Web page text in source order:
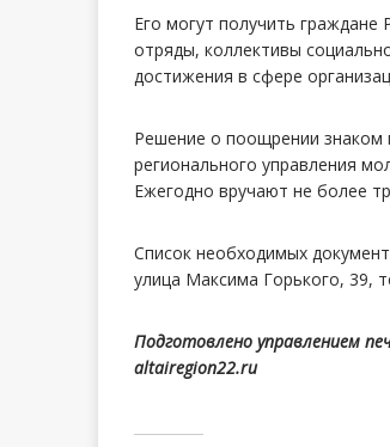
Его могут получить
отряды, коллективы
достижения в сфере
Решение о поощрении знаком
регионального управления
Ежегодно вручают не более
Список необходимых
улица Максима Горького, 39,
Подготовлено управлением
altairegion22.ru